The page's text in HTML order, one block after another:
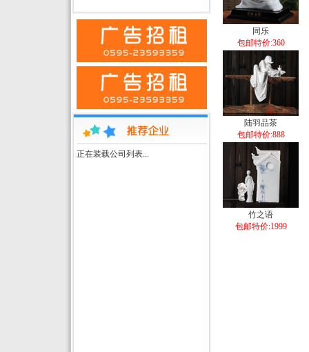
正在装载公司列表...
同乐
包邮特价:360
陆羽品茶
包邮特价:888
竹之语
包邮特价:1999